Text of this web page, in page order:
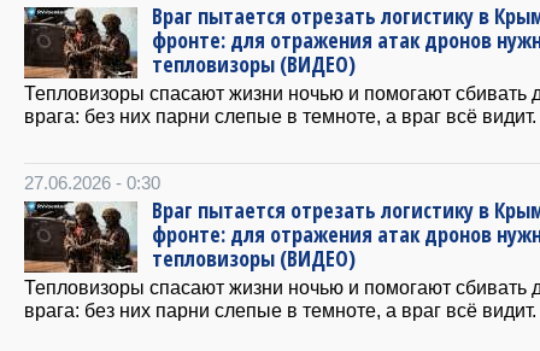
Враг пытается отрезать логистику в
фронте: для отражения атак дронов
тепловизоры (ВИДЕО)
Тепловизоры спасают жизни ночью и помогают сбивать
врага: без них парни слепые в темноте, а враг всё видит.
27.06.2026 - 0:30
Враг пытается отрезать логистику в
фронте: для отражения атак дронов
тепловизоры (ВИДЕО)
Тепловизоры спасают жизни ночью и помогают сбивать
врага: без них парни слепые в темноте, а враг всё видит.